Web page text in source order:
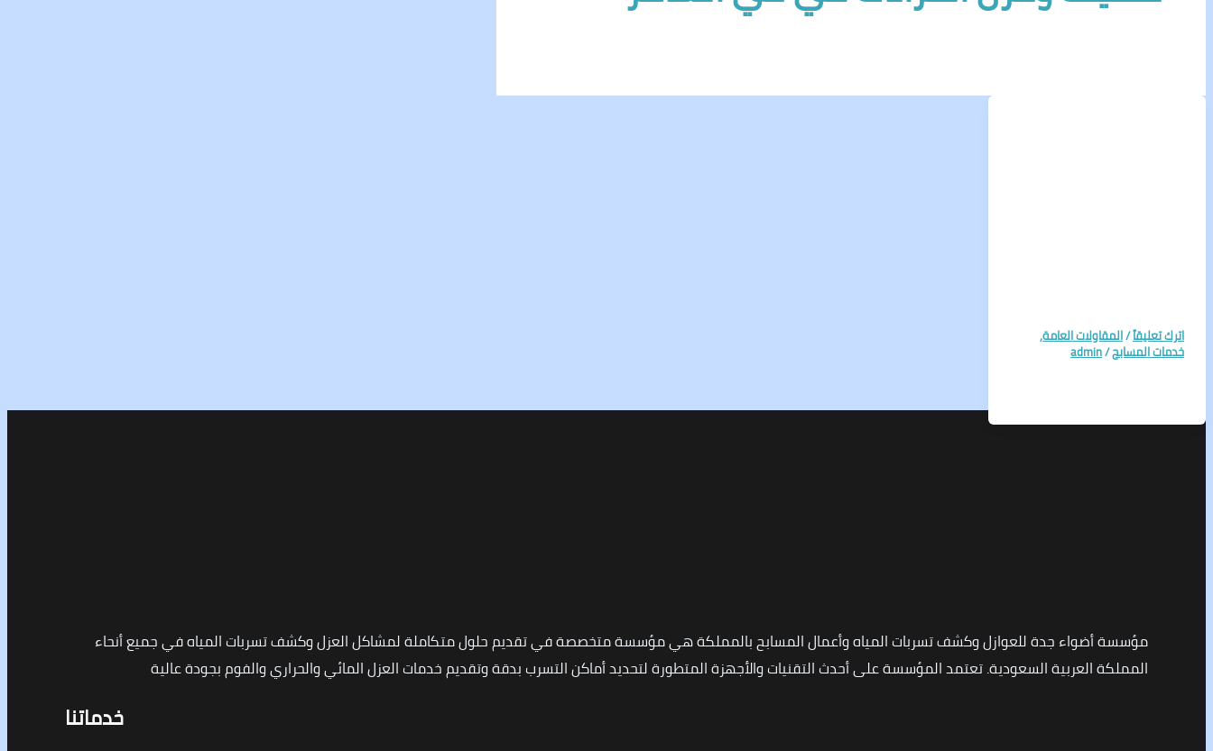
اترك تعليقاً/المقاولات العامة,
خدمات المسابح/
admin
مؤسسة أضواء جدة للعوازل وكشف تسربات المياه وأعمال المسابح بالمملكة هي مؤسسة متخصصة في تقديم حلول متكاملة لمشاكل العزل وكشف تسربات المياه في جميع أنحاء
المملكة العربية السعودية. تعتمد المؤسسة على أحدث التقنيات والأجهزة المتطورة لتحديد أماكن التسرب بدقة وتقديم خدمات العزل المائي والحراري والفوم بجودة عالية
خدماتنا